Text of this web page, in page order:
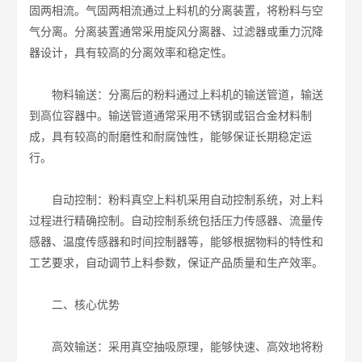
固两相流。气固两相流通过上料机的分离装置，将粉料与空
气分离。分离装置通常采用旋风分离器、过滤器或重力沉降
器设计，具有较高的分离效率和稳定性。
物料输送：分离后的粉料通过上料机的输送管道，输送
到高位容器中。输送管道通常采用不锈钢或铝合金材料制
成，具有较高的耐磨性和耐腐蚀性，能够保证长期稳定运
行。
自动控制：粉料真空上料机采用自动控制系统，对上料
过程进行精确控制。自动控制系统包括压力传感器、流量传
感器、温度传感器和时间控制器等，能够根据物料的特性和
工艺要求，自动调节上料参数，保证产品质量和生产效率。
二、核心优势
高效输送：采用真空抽吸原理，能够快速、高效地将粉